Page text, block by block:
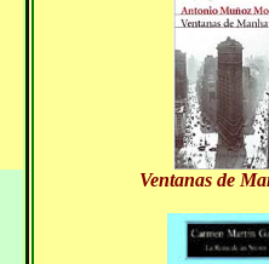
Ventanas de